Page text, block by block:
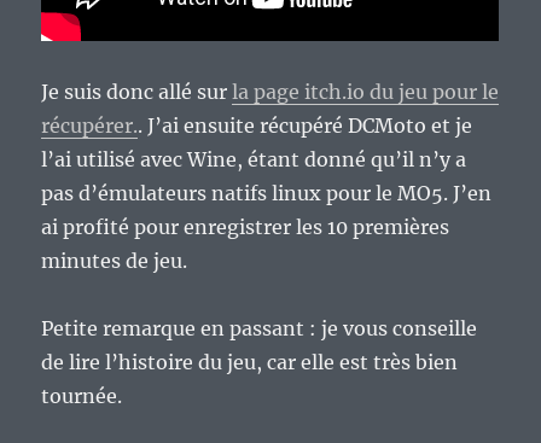
Je suis donc allé surla page itch.io du jeu pour le
récupérer.. J’ai ensuite récupéré DCMoto et je
l’ai utilisé avec Wine, étant donné qu’il n’y a
pas d’émulateurs natifs linux pour le MO5. J’en
ai profité pour enregistrer les 10 premières
minutes de jeu.
Petite remarque en passant : je vous conseille
de lire l’histoire du jeu, car elle est très bien
tournée.